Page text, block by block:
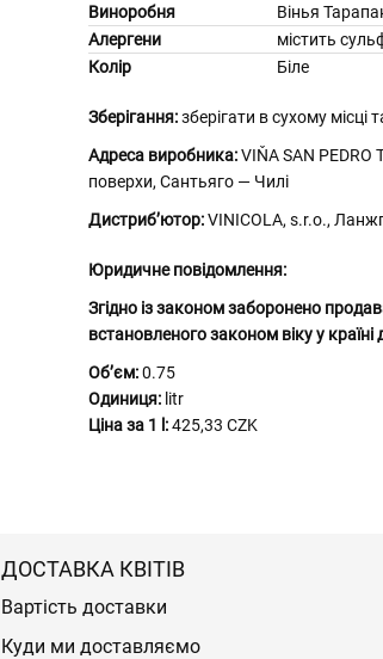
Виноробня
Вінья
Алергени
містить
Колір
Біле
Зберігання:зберігати в сухому місці
Адреса виробника:VIŇA SAN PEDRO
поверхи, Сантьяго — Чилі
Дистриб’ютор:VINICOLA, s.r.o.,
Юридичне повідомлення:
Згідно із законом заборонено
встановленого законом віку у країні
Обʼєм:0.75
Одиниця: litr
Ціна за 1 l:425,33 CZK
ДОСТАВКА КВІТІВ
Вартість доставки
Куди ми доставляємо